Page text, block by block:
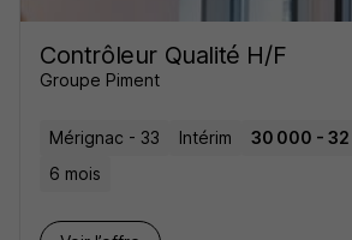
Contrôleur Qualité H/F
Groupe Piment
Mérignac - 33 Intérim
30 000 -
6 mois